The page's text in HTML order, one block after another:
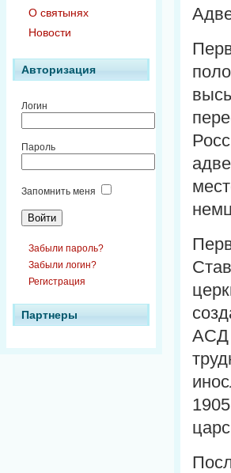
О святынях
Новости
Авторизация
Логин
Пароль
Запомнить меня
Забыли пароль?
Забыли логин?
Регистрация
Партнеры
АСД